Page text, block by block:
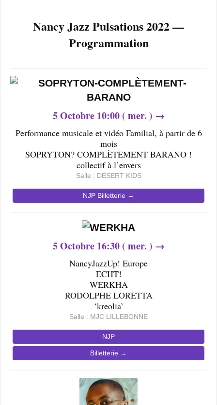
Nancy Jazz Pulsations 2022 —
Programmation
5 Octobre 10:00 ( mer. ) →
Performance musicale et vidéo Familial, à partir de 6
mois
SOPRYTON? COMPLÈTEMENT BARANO !
collectif à l’envers
Salle : DÉSERT KIDS
NJP Billetterie →
5Octobre 16:30 ( mer. ) →
NancyJazzUp! Europe
ECHT!
WERKHA
RODOLPHE LORETTA
‘kreolia’
Salle : MJC LILLEBONNE
NJP
Billetterie →